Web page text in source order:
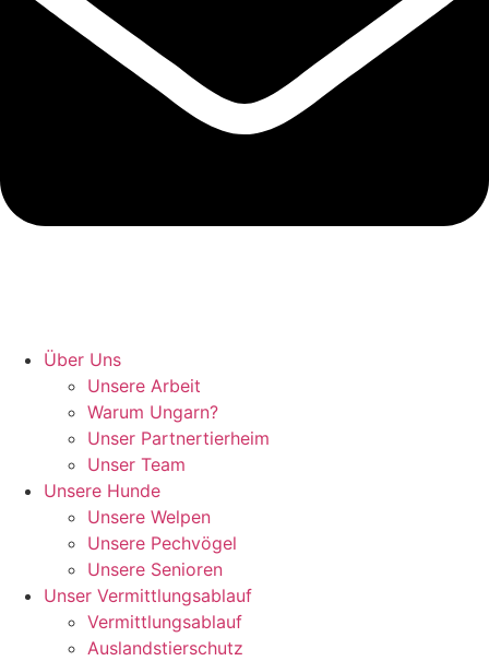
Über Uns
Unsere Arbeit
Warum Ungarn?
Unser Partnertierheim
Unser Team
Unsere Hunde
Unsere Welpen
Unsere Pechvögel
Unsere Senioren
Unser Vermittlungsablauf
Vermittlungsablauf
Auslandstierschutz